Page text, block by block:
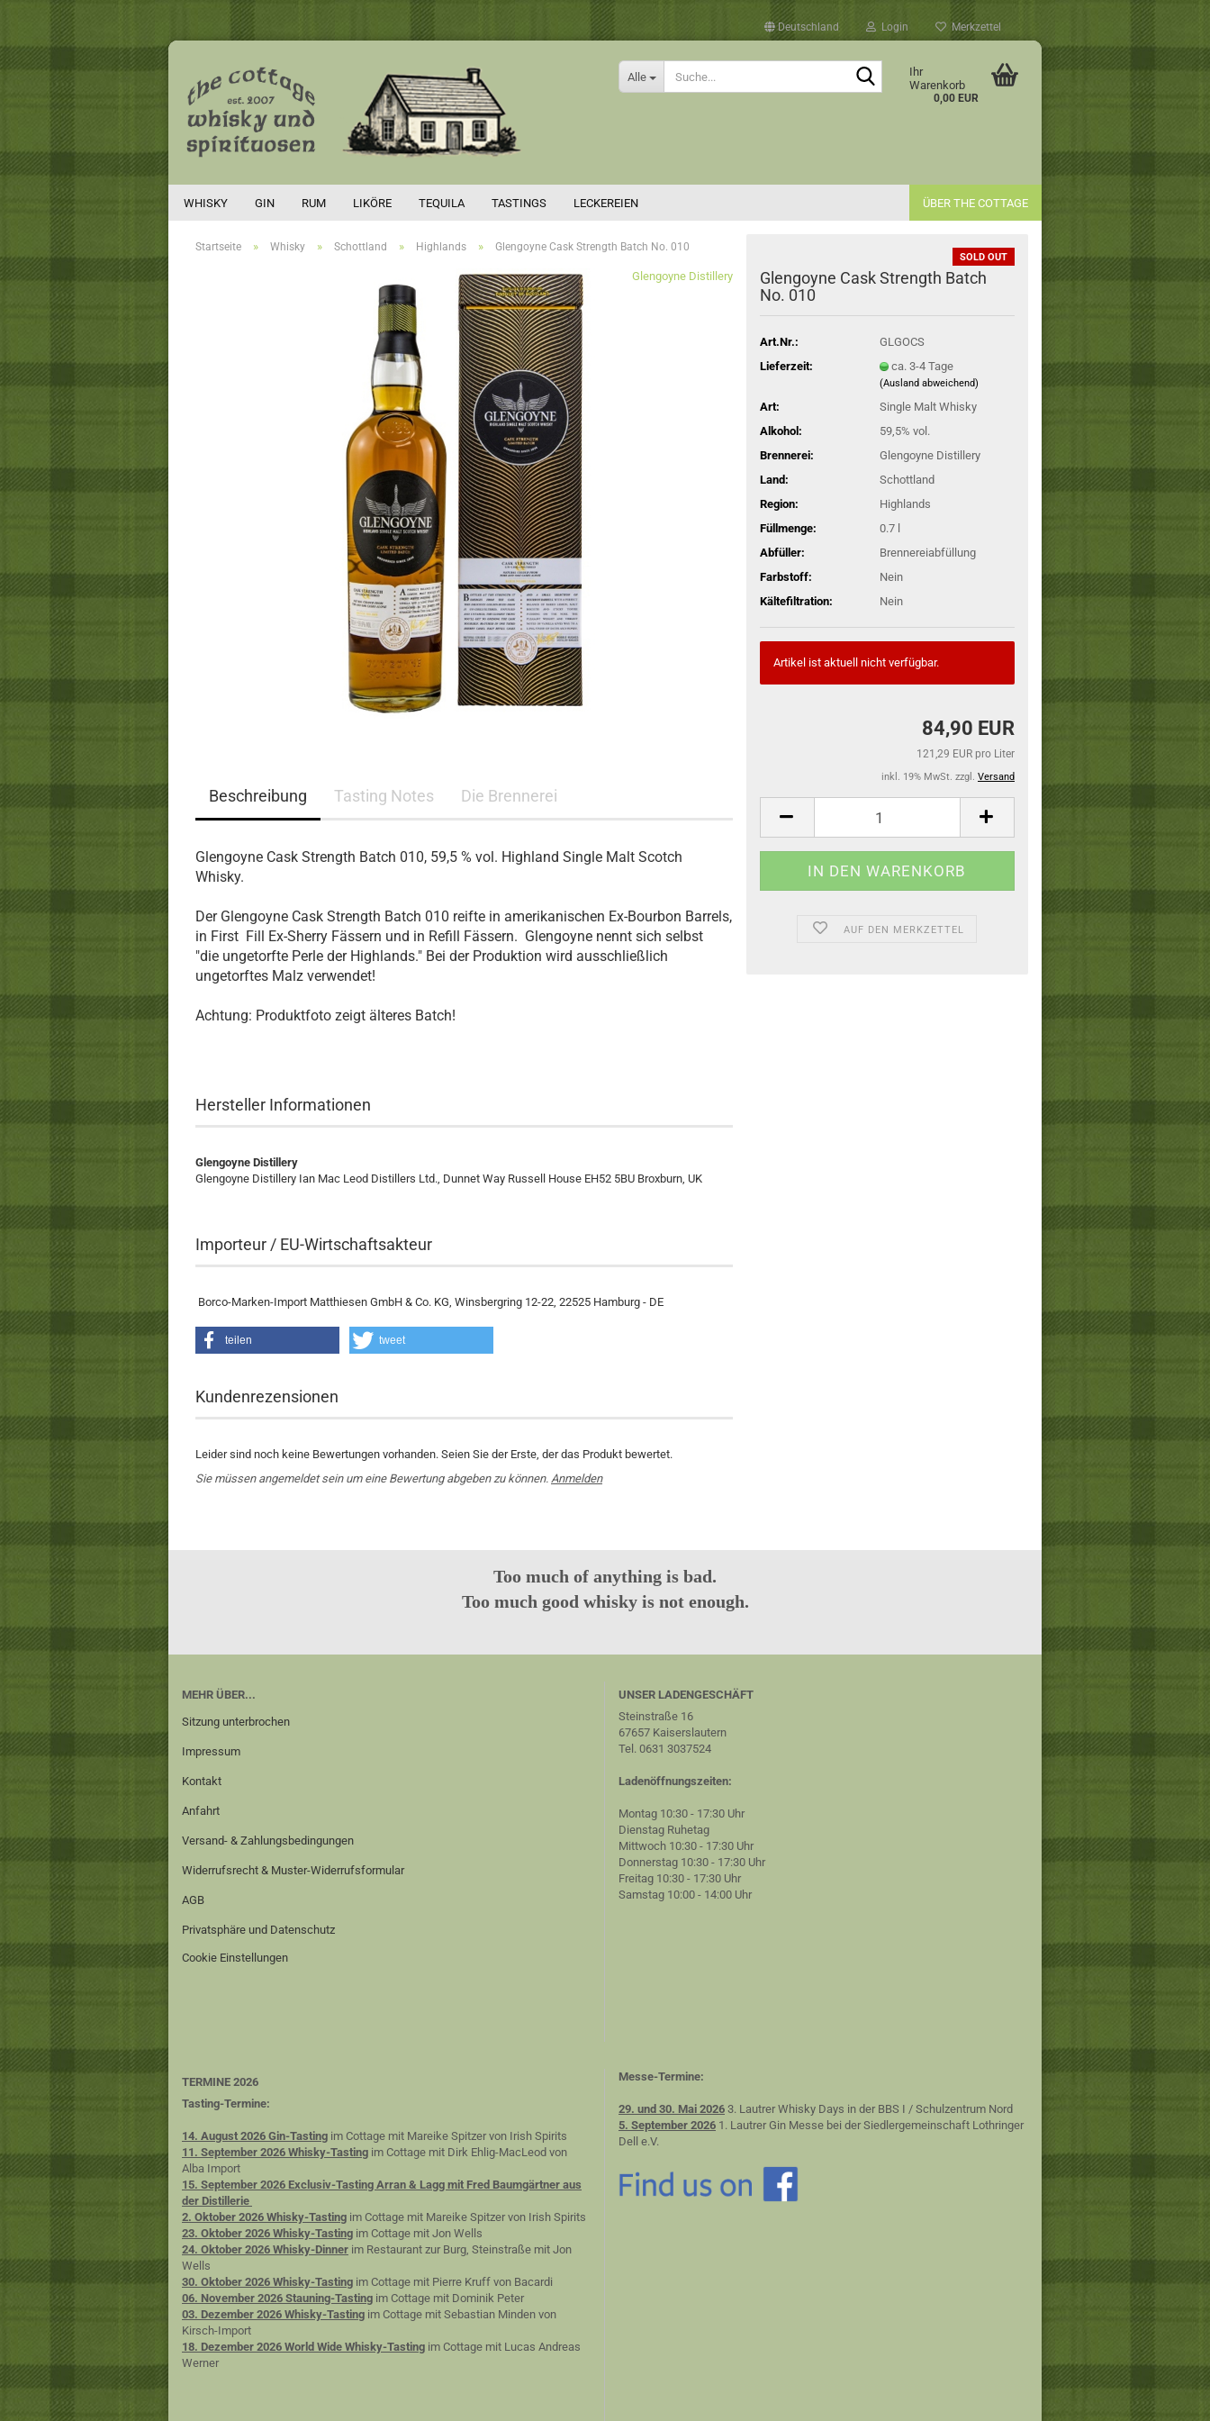
Deutschland Login Merkzettel
Alle
Suche...
Ihr
Warenkorb
0,00 EUR
WHISKY GIN RUM LIKÖRE TEQUILA TASTINGS LECKEREIEN ÜBER THE COTTAGE
Startseite » Whisky » Schottland » Highlands » Glengoyne Cask Strength Batch No. 010
Glengoyne Distillery
SOLD OUT
Glengoyne Cask Strength Batch
No. 010
Art.Nr.:
GLGOCS
Lieferzeit:
ca. 3-4 Tage
(Ausland abweichend)
Art:
Single Malt Whisky
Alkohol:
59,5% vol.
Brennerei:
Glengoyne Distillery
Land:
Schottland
Region:
Highlands
Füllmenge:
0.7 l
Abfüller:
Brennereiabfüllung
Farbstoff:
Nein
Kältefiltration:
Nein
Artikel ist aktuell nicht verfügbar.
84,90 EUR
121,29 EUR pro Liter
inkl. 19% MwSt. zzgl. Versand
AUF DEN MERKZETTEL
Beschreibung Tasting Notes Die Brennerei
Glengoyne Cask Strength Batch 010, 59,5 % vol. Highland Single Malt Scotch
Whisky.
Der Glengoyne Cask Strength Batch 010 reifte in amerikanischen Ex-Bourbon Barrels,
in First Fill Ex-Sherry Fässern und in Refill Fässern. Glengoyne nennt sich selbst
"die ungetorfte Perle der Highlands." Bei der Produktion wird ausschließlich
ungetorftes Malz verwendet!
Achtung: Produktfoto zeigt älteres Batch!
Hersteller Informationen
Glengoyne Distillery
Glengoyne Distillery Ian Mac Leod Distillers Ltd., Dunnet Way Russell House EH52 5BU Broxburn, UK
Importeur / EU-Wirtschaftsakteur
Borco-Marken-Import Matthiesen GmbH & Co. KG, Winsbergring 12-22, 22525 Hamburg - DE
teilen tweet
Kundenrezensionen
Leider sind noch keine Bewertungen vorhanden. Seien Sie der Erste, der das Produkt bewertet.
Sie müssen angemeldet sein um eine Bewertung abgeben zu können. Anmelden
Too much of anything is bad.
Too much good whisky is not enough.
MEHR ÜBER...
Sitzung unterbrochen
Impressum
Kontakt
Anfahrt
Versand- & Zahlungsbedingungen
Widerrufsrecht & Muster-Widerrufsformular
AGB
Privatsphäre und Datenschutz
Cookie Einstellungen
UNSER LADENGESCHÄFT
Steinstraße 16
67657 Kaiserslautern
Tel. 0631 3037524
Ladenöffnungszeiten:
Montag 10:30 - 17:30 Uhr
Dienstag Ruhetag
Mittwoch 10:30 - 17:30 Uhr
Donnerstag 10:30 - 17:30 Uhr
Freitag 10:30 - 17:30 Uhr
Samstag 10:00 - 14:00 Uhr
TERMINE 2026
Tasting-Termine:
14. August 2026 Gin-Tasting im Cottage mit Mareike Spitzer von Irish Spirits
11. September 2026 Whisky-Tasting im Cottage mit Dirk Ehlig-MacLeod von
Alba Import
15. September 2026 Exclusiv-Tasting Arran & Lagg mit Fred Baumgärtner aus
der Distillerie
2. Oktober 2026 Whisky-Tasting im Cottage mit Mareike Spitzer von Irish Spirits
23. Oktober 2026 Whisky-Tasting im Cottage mit Jon Wells
24. Oktober 2026 Whisky-Dinner im Restaurant zur Burg, Steinstraße mit Jon
Wells
30. Oktober 2026 Whisky-Tasting im Cottage mit Pierre Kruff von Bacardi
06. November 2026 Stauning-Tasting im Cottage mit Dominik Peter
03. Dezember 2026 Whisky-Tasting im Cottage mit Sebastian Minden von
Kirsch-Import
18. Dezember 2026 World Wide Whisky-Tasting im Cottage mit Lucas Andreas
Werner
Messe-Termine:
29. und 30. Mai 2026 3. Lautrer Whisky Days in der BBS I / Schulzentrum Nord
5. September 2026 1. Lautrer Gin Messe bei der Siedlergemeinschaft Lothringer
Dell e.V.